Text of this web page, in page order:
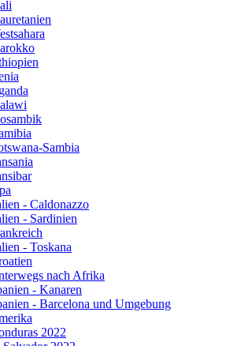
Sambia
- Caldonazzo
- Sardinien
- Toskana
nach Afrika
- Kanaren
- Barcelona und Umgebung
2022